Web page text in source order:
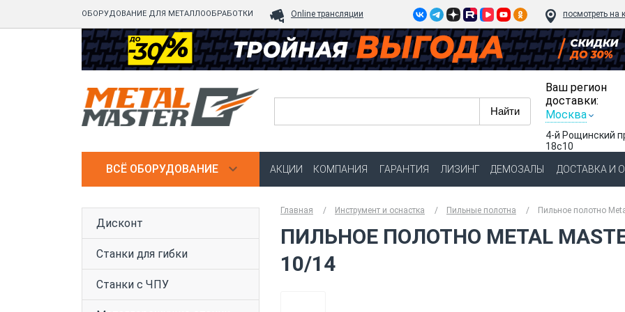
ОБОРУДОВАНИЕ ДЛЯ МЕТАЛЛООБРАБОТКИ Online трансляции посмотреть на
Ваш регион
доставки:
Москва
4-й Рощинский
18с10
ВСЁ ОБОРУДОВАНИЕ АКЦИИ КОМПАНИЯ ГАРАНТИЯ ЛИЗИНГ ДЕМОЗАЛЫ ДОСТАВКА И
Дисконт
Станки для гибки
Станки с ЧПУ
Главная Инструмент и оснастка Пильные полотна Пильное полотно
ПИЛЬНОЕ ПОЛОТНО METAL
10/14